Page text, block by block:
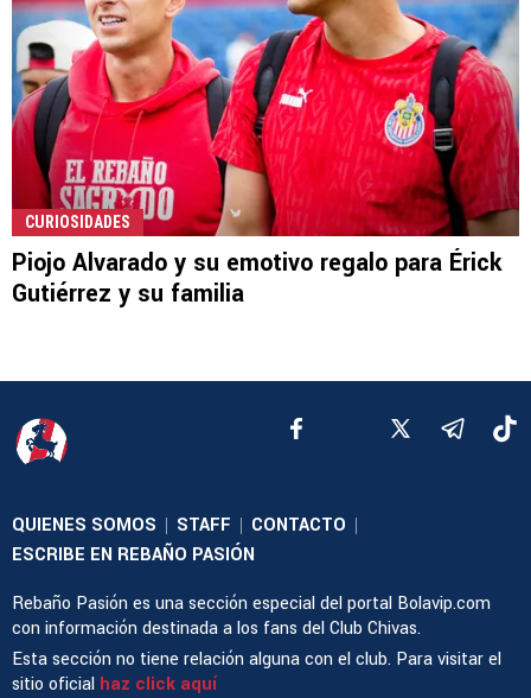
CURIOSIDADES
Piojo Alvarado y su emotivo regalo para Érick
Gutiérrez y su familia
QUIENES SOMOS | STAFF | CONTACTO |
ESCRIBE EN REBAÑO PASIÓN
Rebaño Pasión es una sección especial del portal Bolavip.com
con información destinada a los fans del Club Chivas.
Esta sección no tiene relación alguna con el club. Para visitar el
sitio oficial haz click aquí